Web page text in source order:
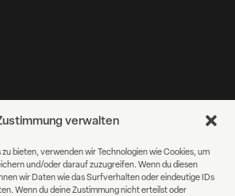
verwalten
zu bieten, verwenden wir Technologien wie Cookies, um
und/oder darauf zuzugreifen. Wenn du diesen
wir Daten wie das Surfverhalten oder eindeutige IDs
Wenn du deine Zustimmung nicht erteilst oder